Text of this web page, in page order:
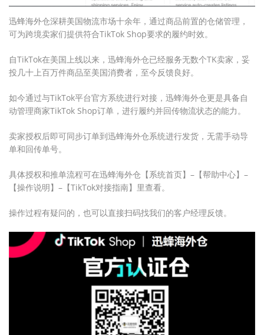
迅蜂海外仓深耕美国物流市场十余年，通过商品前置的仓储管理，
可为跨境卖家们提供符合TikTok Shop要求的履约时效。
自TikTok在美国上线以来，迅蜂海外仓已经服务无数个TK卖家，妥
投几十上百万件商品至美国消费者，至今反馈良好。
如今通过与TikTok平台官方系统进行对接，迅蜂海外仓更是具备自
动管理商家TikTok Shop订单，进行履约并回传物流状态的能力。
卖家授权后即可同步订单到迅蜂海外仓系统进行发货，无需手动导
单和回传单号。
具体授权和推单流程可在迅蜂海外仓【系统首页】–【帮助中心】–
【操作说明】–【TikTok对接指南】里查看。
操作过程有疑问的，也可以直接扫码找我们的客户经理反馈。